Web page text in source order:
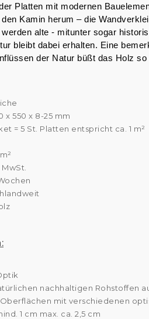
Platten mit modernen
Kamin herum – die
alte - mitunter sogar
bleibt dabei erhalten. Eine
der Natur büßt das Holz
550 x 8-25 mm
= 5 St. Platten entspricht ca. 1 m²
nachhaltigen Rohstoffen
mit verschiedenen
1 cm max. ca. 2,5 cm